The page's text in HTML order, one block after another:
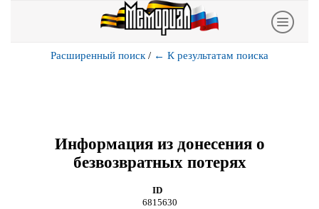
Расширенный поиск / ← К результатам поиска
Информация из донесения о
безвозвратных потерях
ID
6815630